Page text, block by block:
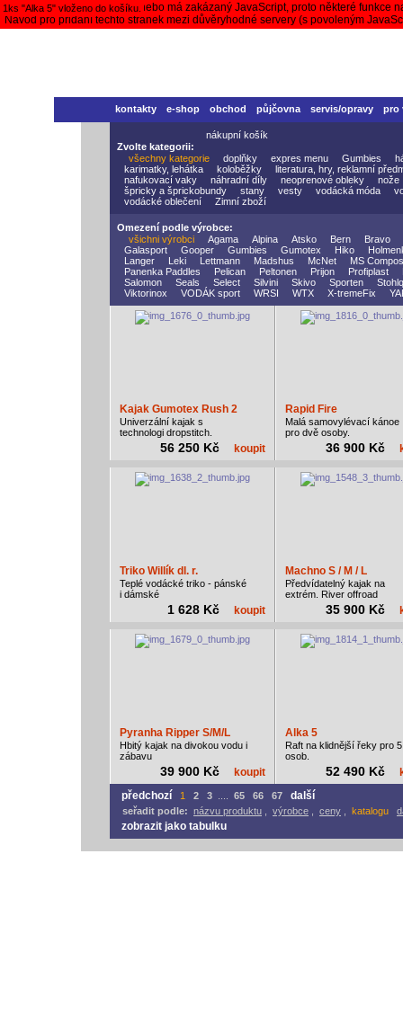
Váš prohlížeč nepodporuje nebo má zakázaný JavaScript, proto některé funkce
Návod pro přidání těchto stránek mezi důvěryhodné servery (s povoleným
1ks "Alka 5" vloženo do košíku.
kontakty e-shop obchod půjčovna servis/opravy pro
nákupní košík
Zvolte kategorii:
všechny kategorie
doplňky expres menu Gumbies
karimatky, lehátka
koloběžky
literatura, hry, reklamní
nafukovací vaky
náhradní díly neoprenové obleky
nože
špricky a šprickobundy
stany vesty vodácká móda
vodácké oblečení
Zimní zboží
Omezení podle výrobce:
všichni výrobci
Agama Alpina Atsko Bern
Bravo
Galasport
Gooper Gumbies Gumotex Hiko
Langer
Leki Lettmann Madshus McNet
MS
Panenka Paddles
Pelican Peltonen Prijon Profiplast
Salomon
Seals Select Silvini Skivo Sporten
Viktorinox
VODÁK sport WRSI WTX X-tremeFix
Kajak Gumotex Rush 2
Univerzální kajak s
technologi dropstitch.
56 250 Kč koupit
Rapid Fire
Malá samovylévací kánoe
pro dvě osoby.
36 900 Kč
Triko Willík dl. r.
Teplé vodácké triko - pánské
i dámské
1 628 Kč koupit
Machno S / M / L
Předvídatelný kajak na
extrém. River offroad
35 900 Kč
Pyranha Ripper S/M/L
Hbitý kajak na divokou vodu i
zábavu
39 900 Kč koupit
Alka 5
Raft na klidnější řeky pro 5
osob.
52 490 Kč
předchozí
1 2 3 65 66 67 další
seřadit podle: názvu produktu výrobce ceny katalogu
zobrazit jako tabulku